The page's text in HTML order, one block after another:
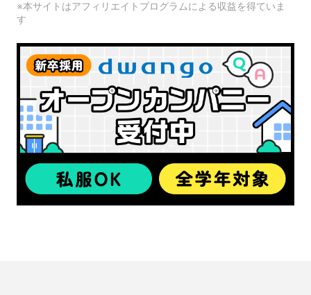
※本サイトはアフィリエイトプログラムによる収益を得ていま
す